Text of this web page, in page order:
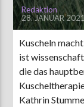
Redaktion
28. JANUAR 2021
Kuscheln
ist
die das
Kathrin